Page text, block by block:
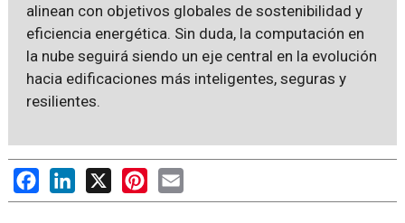
alinean con objetivos globales de sostenibilidad y
eficiencia energética. Sin duda, la computación en
la nube seguirá siendo un eje central en la evolución
hacia edificaciones más inteligentes, seguras y
resilientes.
FacebookLinkedIn
X PinterestEmail